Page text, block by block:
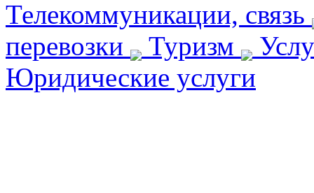
Телекоммуникации, связь
перевозки
Туризм
Юридические услуги